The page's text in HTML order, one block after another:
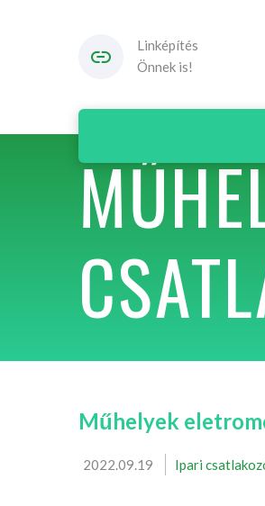
Linképítés
Önnek is!
Műhelyek
2022.09.19 Ipari